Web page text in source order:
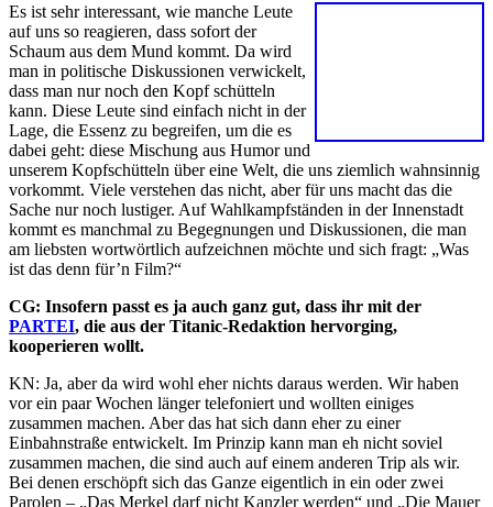
Es ist sehr interessant, wie manche Leute
auf uns so reagieren, dass sofort der
Schaum aus dem Mund kommt. Da wird
man in politische Diskussionen verwickelt,
dass man nur noch den Kopf schütteln
kann. Diese Leute sind einfach nicht in der
Lage, die Essenz zu begreifen, um die es
dabei geht: diese Mischung aus Humor und
unserem Kopfschütteln über eine Welt, die uns ziemlich wahnsinnig
vorkommt. Viele verstehen das nicht, aber für uns macht das die
Sache nur noch lustiger. Auf Wahlkampfständen in der Innenstadt
kommt es manchmal zu Begegnungen und Diskussionen, die man
am liebsten wortwörtlich aufzeichnen möchte und sich fragt: „Was
ist das denn für’n Film?“
CG: Insofern passt es ja auch ganz gut, dass ihr mit der
PARTEI, die aus der Titanic-Redaktion hervorging,
kooperieren wollt.
KN: Ja, aber da wird wohl eher nichts daraus werden. Wir haben
vor ein paar Wochen länger telefoniert und wollten einiges
zusammen machen. Aber das hat sich dann eher zu einer
Einbahnstraße entwickelt. Im Prinzip kann man eh nicht soviel
zusammen machen, die sind auch auf einem anderen Trip als wir.
Bei denen erschöpft sich das Ganze eigentlich in ein oder zwei
Parolen – „Das Merkel darf nicht Kanzler werden“ und „Die Mauer